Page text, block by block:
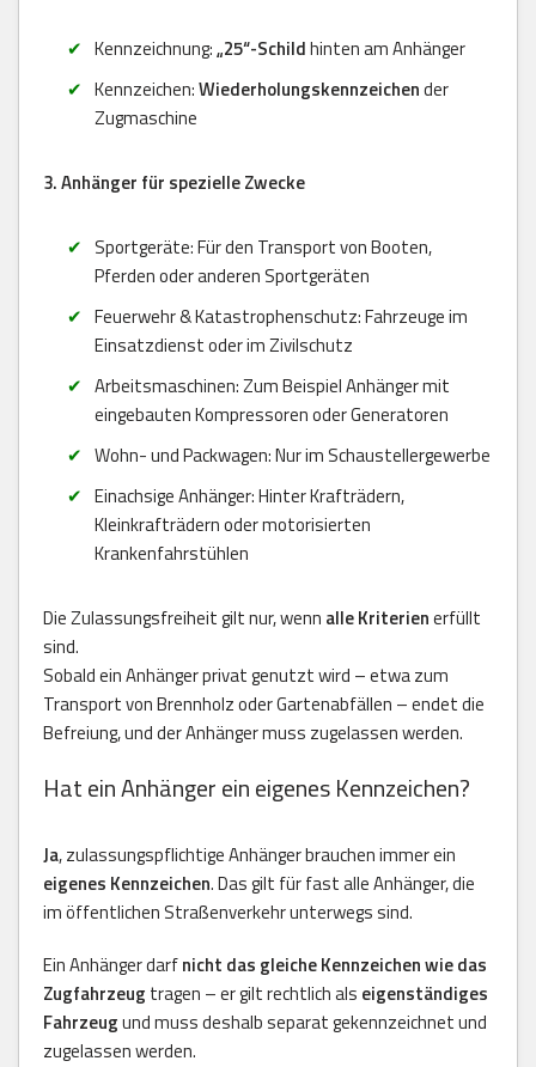
Kennzeichnung:„25“-Schildhinten am Anhänger
Kennzeichen:Wiederholungskennzeichender
Zugmaschine
3. Anhänger für spezielle Zwecke
Sportgeräte: Für den Transport von Booten,
Pferden oder anderen Sportgeräten
Feuerwehr & Katastrophenschutz: Fahrzeuge im
Einsatzdienst oder im Zivilschutz
Arbeitsmaschinen: Zum Beispiel Anhänger mit
eingebauten Kompressoren oder Generatoren
Wohn- und Packwagen: Nur im Schaustellergewerbe
Einachsige Anhänger: Hinter Krafträdern,
Kleinkrafträdern oder motorisierten
Krankenfahrstühlen
Die Zulassungsfreiheit gilt nur, wenn alle Kriterienerfüllt
sind.
Sobald ein Anhänger privat genutzt wird – etwa zum
Transport von Brennholz oder Gartenabfällen – endet die
Befreiung, und der Anhänger muss zugelassen werden.
Hat ein Anhänger ein eigenes Kennzeichen?
Ja, zulassungspflichtige Anhänger brauchen immer ein
eigenes Kennzeichen. Das gilt für fast alle Anhänger, die
im öffentlichen Straßenverkehr unterwegs sind.
Ein Anhänger darfnicht das gleiche Kennzeichen wie das
Zugfahrzeug tragen – er gilt rechtlich als eigenständiges
Fahrzeugund muss deshalb separat gekennzeichnet und
zugelassen werden.